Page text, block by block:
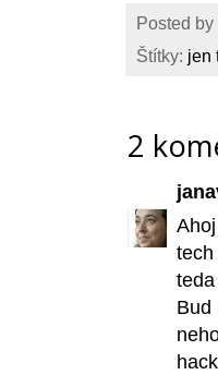
Posted by
Štítky: jen
2
tech
Bud